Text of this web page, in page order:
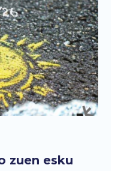
zuen esku